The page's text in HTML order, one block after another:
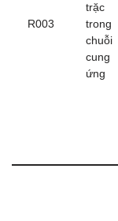
R003
trặc
trong
chuỗi
cung
ứng